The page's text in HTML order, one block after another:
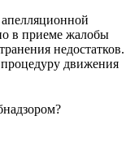
в приеме жалобы
недостатков.
движения